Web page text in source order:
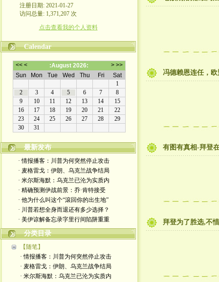
注册日期: 2021-01-27
访问总量: 1,371,207 次
点击查看我的个人资料
Calendar
最新发布
· 情报播客：川普为何突然停止攻击
· 麦格雷戈：伊朗、乌克兰战争结局
· 米尔斯海默：乌克兰已沦为实质内
· 精确预测伊战前景：乔·肯特接受
· 他为什么叫这个“滾回你的出生地”
· 川普若想全身而退还有多少选择？
· 美伊谅解备忘录字里行间陷阱重重
分类目录
【随笔】
· 情报播客：川普为何突然停止攻击
· 麦格雷戈：伊朗、乌克兰战争结局
· 米尔斯海默：乌克兰已沦为实质内
冯德赖恩连任，
有图有真相-拜登
拜登为了胜选,不